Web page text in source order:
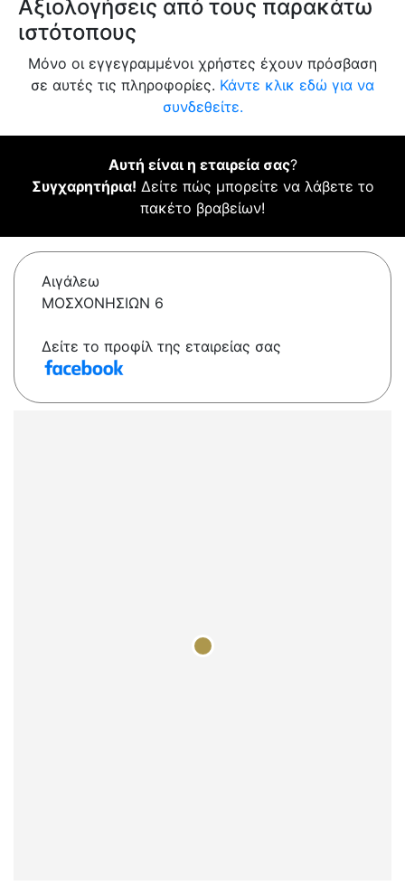
Αξιολογήσεις από τους παρακάτω
ιστότοπους
Μόνο οι εγγεγραμμένοι χρήστες έχουν πρόσβαση
σε αυτές τις πληροφορίες. Κάντε κλικ εδώ για να
συνδεθείτε.
Αυτή είναι η εταιρεία σας?
Συγχαρητήρια! Δείτε πώς μπορείτε να λάβετε το
πακέτο βραβείων!
Αιγάλεω
ΜΟΣΧΟΝΗΣΙΩΝ 6
Δείτε το προφίλ της εταιρείας σας